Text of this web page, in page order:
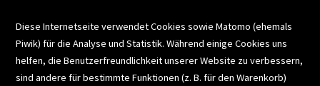
SCHULBUCHSERVICE
Diese Internetseite verwendet Cookies sowie Matomo (ehemals
Piwik) für die Analyse und Statistik. Während einige Cookies uns
helfen, die Benutzerfreundlichkeit unserer Website zu verbessern,
sind andere für bestimmte Funktionen (z. B. für den Warenkorb)